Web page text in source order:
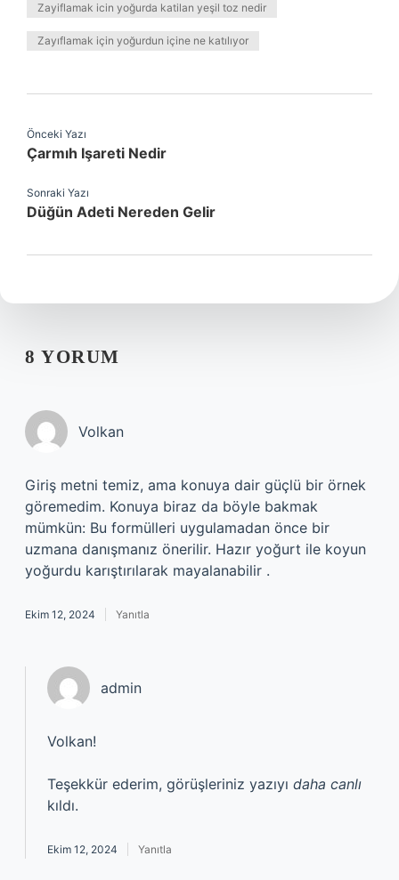
Zayiflamak icin yoğurda katilan yeşil toz nedir
Zayıflamak için yoğurdun içine ne katılıyor
Önceki Yazı
Çarmıh Işareti Nedir
Sonraki Yazı
Düğün Adeti Nereden Gelir
8 YORUM
Volkan
Giriş metni temiz, ama konuya dair güçlü bir örnek
göremedim. Konuya biraz da böyle bakmak
mümkün: Bu formülleri uygulamadan önce bir
uzmana danışmanız önerilir. Hazır yoğurt ile koyun
yoğurdu karıştırılarak mayalanabilir .
Ekim 12, 2024 Yanıtla
admin
Volkan!
Teşekkür ederim, görüşleriniz yazıyı daha canlı
kıldı.
Ekim 12, 2024 Yanıtla